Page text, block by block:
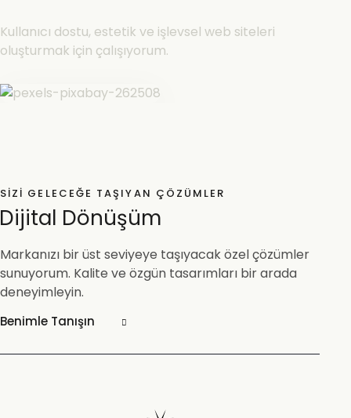
Kullanıcı dostu, estetik ve işlevsel web siteleri
oluşturmak için çalışıyorum.
SIZI GELECEĞE TAŞIYAN ÇÖZÜMLER
Dijital Dönüşüm
Markanızı bir üst seviyeye taşıyacak özel çözümler
sunuyorum. Kalite ve özgün tasarımları bir arada
deneyimleyin.
Benimle Tanışın